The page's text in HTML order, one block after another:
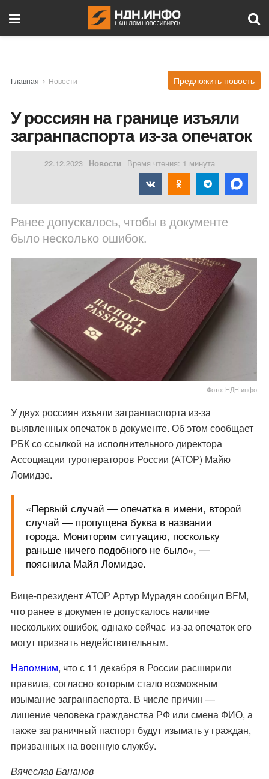
Главная Новости Предложить новость
У россиян на границе изъяли
загранпаспорта из-за опечаток
22.12.2023 Новости Время чтения: 1 минута
Ранее допускалось, чтобы в документе
было несколько ошибок.
Фото: НДН.инфо
У двух россиян изъяли загранпаспорта из-за
выявленных опечаток в документе. Об этом сообщает
РБК со ссылкой на исполнительного директора
Ассоциации туроператоров России (АТОР) Майю
Ломидзе.
«Первый случай — опечатка в имени, второй
случай — пропущена буква в названии
города. Мониторим ситуацию, поскольку
раньше ничего подобного не было», —
пояснила Майя Ломидзе.
Вице-президент АТОР Артур Мурадян сообщил BFM,
что ранее в документе допускалось наличие
нескольких ошибок, однако сейчас из-за опечаток его
могут признать недействительным.
Напомним, что с 11 декабря в России расширили
правила, согласно которым стало возможным
изымание загранпаспорта. В числе причин —
лишение человека гражданства РФ или смена ФИО, а
также заграничный паспорт будут изымать у граждан,
призванных на военную службу.
Вячеслав Бананов